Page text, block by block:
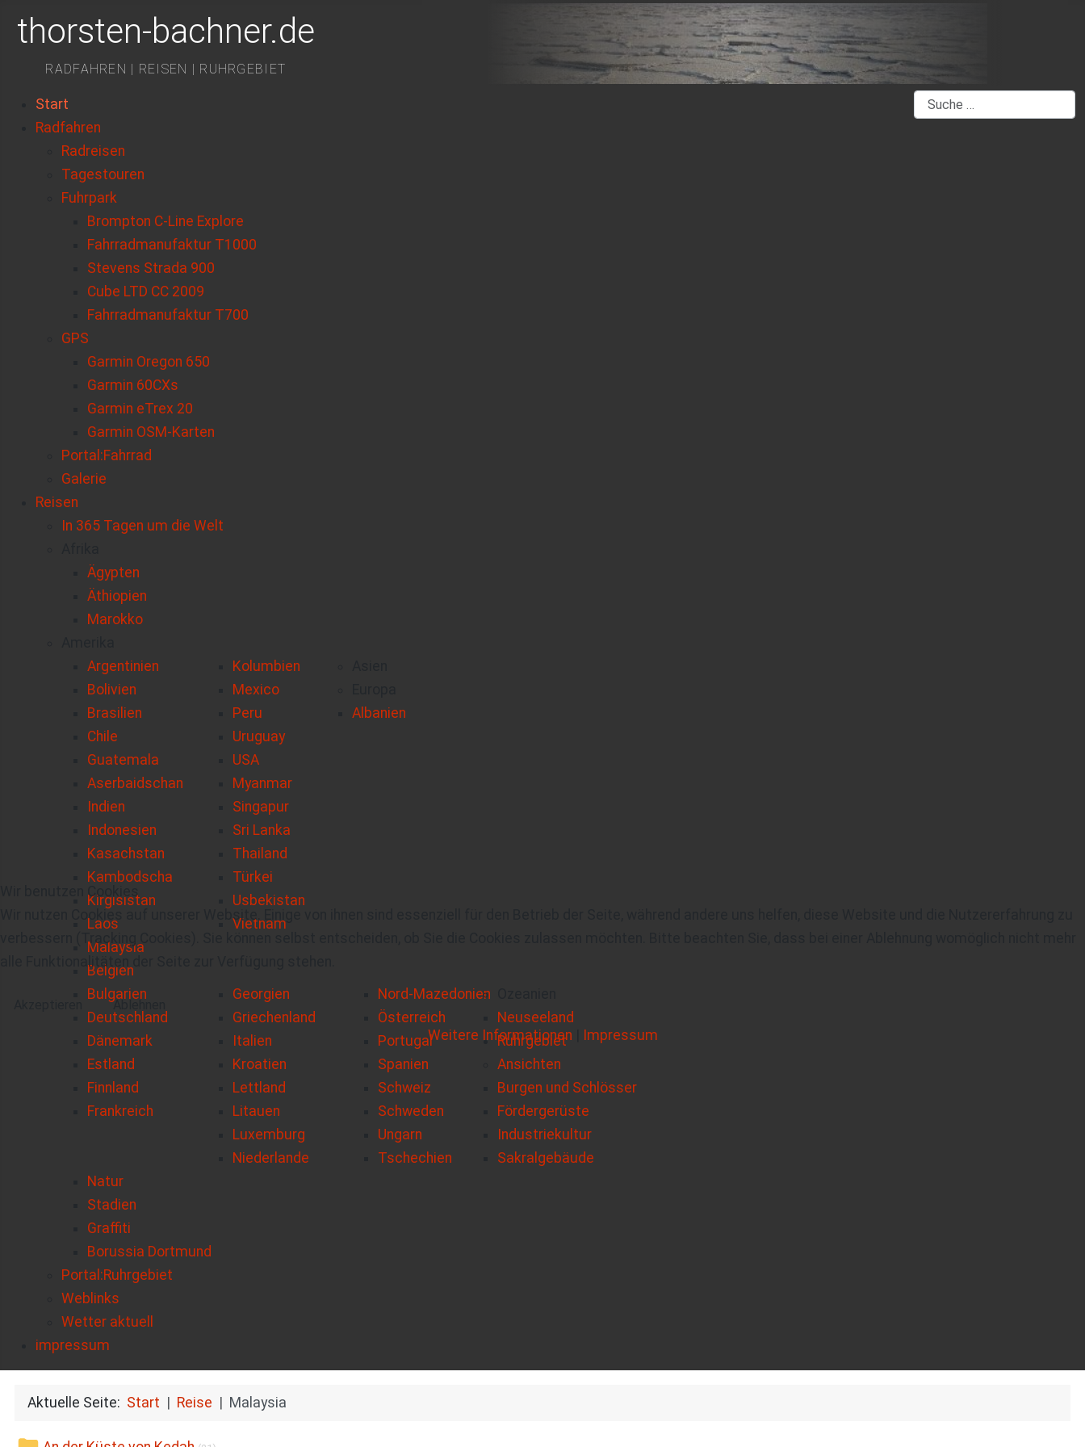
thorsten-bachner.de
RADFAHREN | REISEN | RUHRGEBIET
Start
Radfahren
Radreisen
Tagestouren
Fuhrpark
Brompton C-Line Explore
Fahrradmanufaktur T1000
Stevens Strada 900
Cube LTD CC 2009
Fahrradmanufaktur T700
GPS
Garmin Oregon 650
Garmin 60CXs
Garmin eTrex 20
Garmin OSM-Karten
Portal:Fahrrad
Galerie
Reisen
In 365 Tagen um die Welt
Ägypten
Äthiopien
Marokko
Argentinien
Bolivien
Brasilien
Chile
Guatemala
Kolumbien
Mexico
Peru
Uruguay
USA
Aserbaidschan
Indien
Indonesien
Kasachstan
Kambodscha
Kirgisistan
Laos
Malaysia
Myanmar
Singapur
Sri Lanka
Thailand
Türkei
Usbekistan
Vietnam
Albanien
Belgien
Bulgarien
Deutschland
Dänemark
Estland
Finnland
Frankreich
Georgien
Griechenland
Italien
Kroatien
Lettland
Litauen
Luxemburg
Niederlande
Nord-Mazedonien
Österreich
Portugal
Spanien
Schweiz
Schweden
Ungarn
Tschechien
Neuseeland
Ruhrgebiet
Ansichten
Burgen und Schlösser
Fördergerüste
Industriekultur
Sakralgebäude
Natur
Stadien
Graffiti
Borussia Dortmund
Portal:Ruhrgebiet
Weblinks
Wetter aktuell
impressum
Suchen
Aktuelle Seite: Start Reise Malaysia
Wir benutzen Cookies
Wir nutzen Cookies auf unserer Website. Einige von ihnen sind essenziell für den Betrieb der Seite, während andere uns helfen, diese Website und die Nutzererfahrung zu
verbessern (Tracking Cookies). Sie können selbst entscheiden, ob Sie die Cookies zulassen möchten. Bitte beachten Sie, dass bei einer Ablehnung womöglich nicht mehr
alle Funktionalitäten der Seite zur Verfügung stehen.
Ablehnen
Weitere Informationen Impressum